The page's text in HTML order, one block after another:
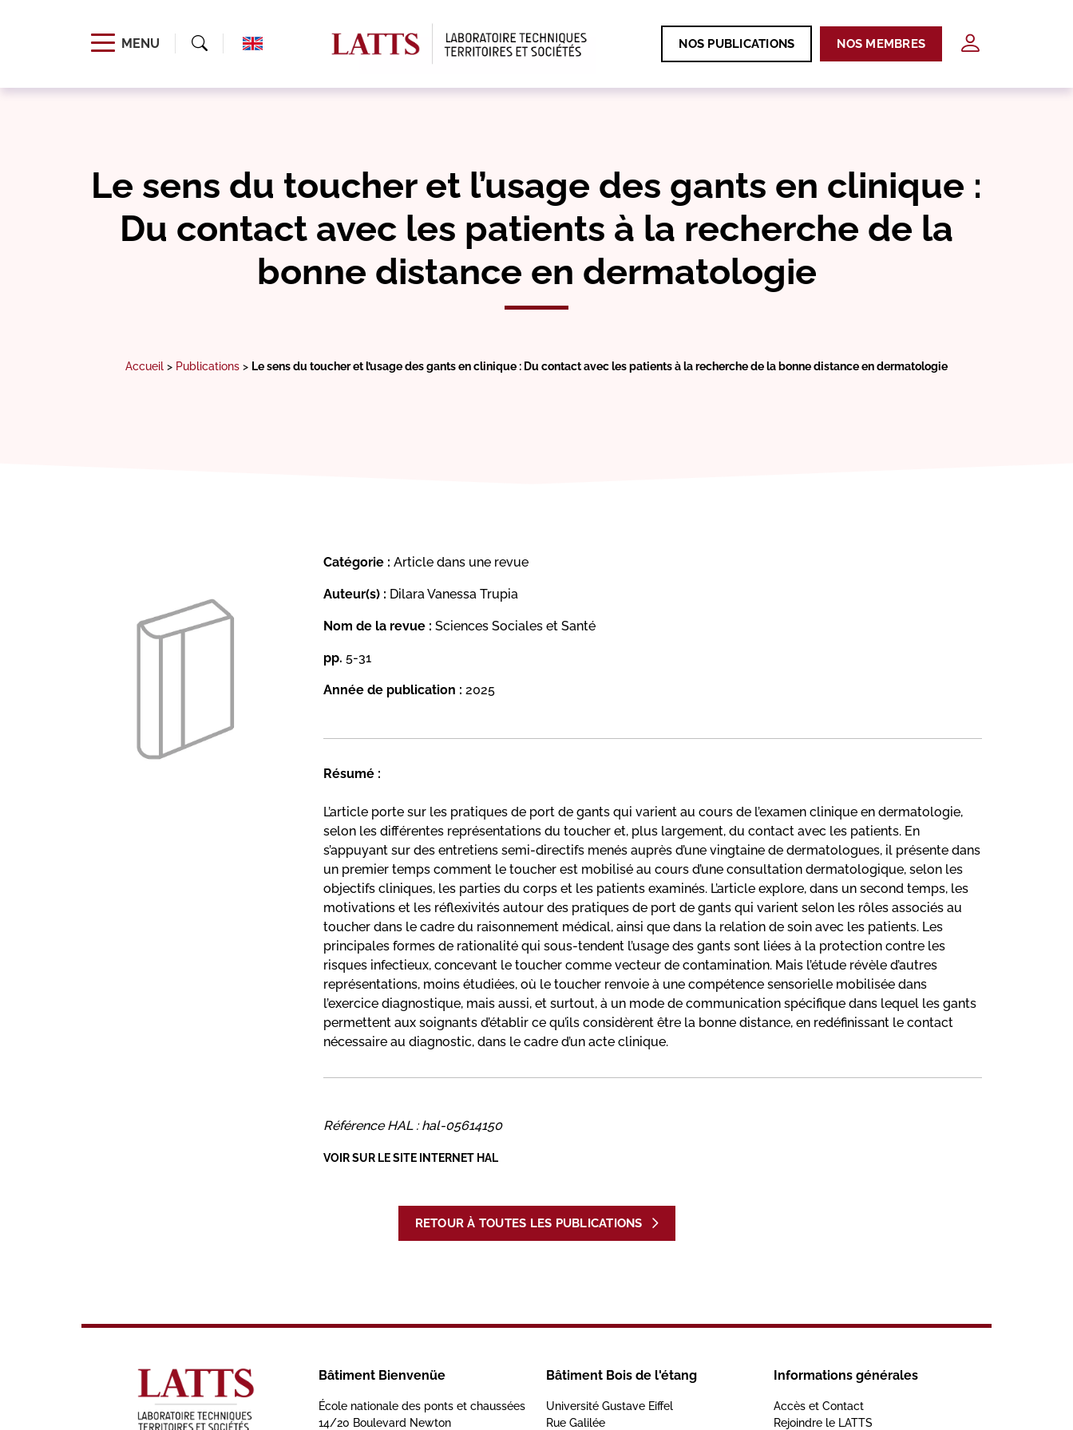
MENU NOS PUBLICATIONS NOS MEMBRES
Le sens du toucher et l’usage des gants en clinique :
Du contact avec les patients à la recherche de la
bonne distance en dermatologie
Accueil > Publications > Le sens du toucher et l’usage des gants en clinique : Du contact avec les patients à la recherche de la bonne distance en dermatologie
Catégorie : Article dans une revue
Auteur(s) : Dilara Vanessa Trupia
Nom de la revue : Sciences Sociales et Santé
pp. 5-31
Année de publication : 2025
Résumé :
L’article porte sur les pratiques de port de gants qui varient au cours de l’examen clinique en dermatologie,
selon les différentes représentations du toucher et, plus largement, du contact avec les patients. En
s’appuyant sur des entretiens semi-directifs menés auprès d’une vingtaine de dermatologues, il présente dans
un premier temps comment le toucher est mobilisé au cours d’une consultation dermatologique, selon les
objectifs cliniques, les parties du corps et les patients examinés. L’article explore, dans un second temps, les
motivations et les réflexivités autour des pratiques de port de gants qui varient selon les rôles associés au
toucher dans le cadre du raisonnement médical, ainsi que dans la relation de soin avec les patients. Les
principales formes de rationalité qui sous-tendent l’usage des gants sont liées à la protection contre les
risques infectieux, concevant le toucher comme vecteur de contamination. Mais l’étude révèle d’autres
représentations, moins étudiées, où le toucher renvoie à une compétence sensorielle mobilisée dans
l’exercice diagnostique, mais aussi, et surtout, à un mode de communication spécifique dans lequel les gants
permettent aux soignants d’établir ce qu’ils considèrent être la bonne distance, en redéfinissant le contact
nécessaire au diagnostic, dans le cadre d’un acte clinique.
Référence HAL : hal-05614150
VOIR SUR LE SITE INTERNET HAL
RETOUR À TOUTES LES PUBLICATIONS
Bâtiment Bienvenüe
École nationale des ponts et chaussées
14/20 Boulevard Newton
Bâtiment Bois de l'étang
Université Gustave Eiffel
Rue Galilée
Informations générales
Accès et Contact
Rejoindre le LATTS